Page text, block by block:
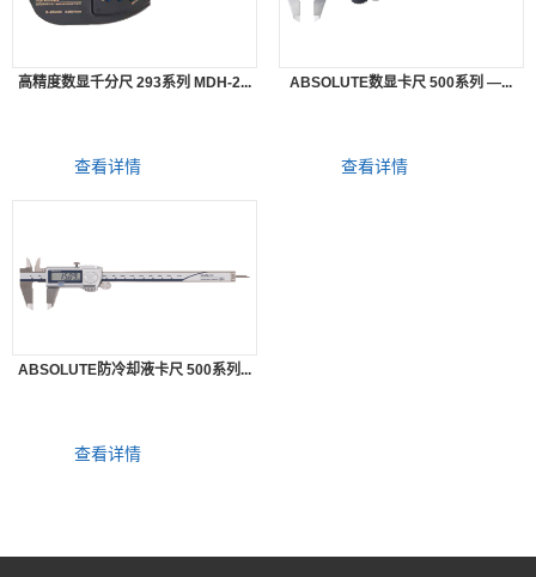
高精度数显千分尺 293系列 MDH-2...
查看详情
ABSOLUTE数显卡尺 500系列 —...
查看详情
ABSOLUTE防冷却液卡尺 500系列...
查看详情